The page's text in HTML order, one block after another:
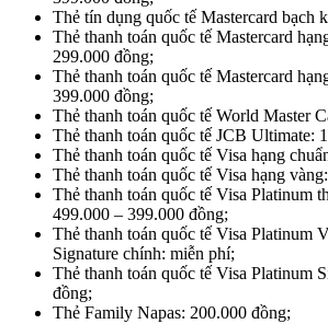
Thẻ tín dụng quốc tế Mastercard bạch
Thẻ thanh toán quốc tế Mastercard
299.000 đồng;
Thẻ thanh toán quốc tế Mastercard
399.000 đồng;
Thẻ thanh toán quốc tế World Master
Thẻ thanh toán quốc tế JCB Ultimate:
Thẻ thanh toán quốc tế Visa hạng
Thẻ thanh toán quốc tế Visa hạng
Thẻ thanh toán quốc tế Visa Platinum
499.000 – 399.000 đồng;
Thẻ thanh toán quốc tế Visa Platinum
Signature chính: miễn phí;
Thẻ thanh toán quốc tế Visa Platinum
đồng;
Thẻ Family Napas: 200.000 đồng;